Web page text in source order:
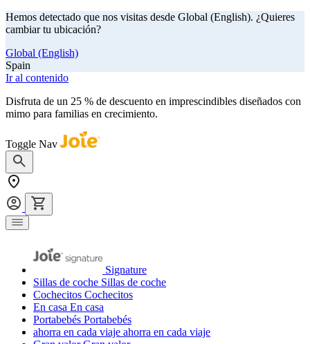
Hemos detectado que nos visitas desde Global (English). ¿Quieres
cambiar tu ubicación?
Global (English)
Spain
Ir al contenido
Disfruta de un 25 % de descuento en imprescindibles diseñados con
mimo para familias en crecimiento.
Toggle Nav
Signature
Sillas de coche Sillas de coche
Cochecitos Cochecitos
En casa En casa
Portabebés Portabebés
ahorra en cada viaje ahorra en cada viaje